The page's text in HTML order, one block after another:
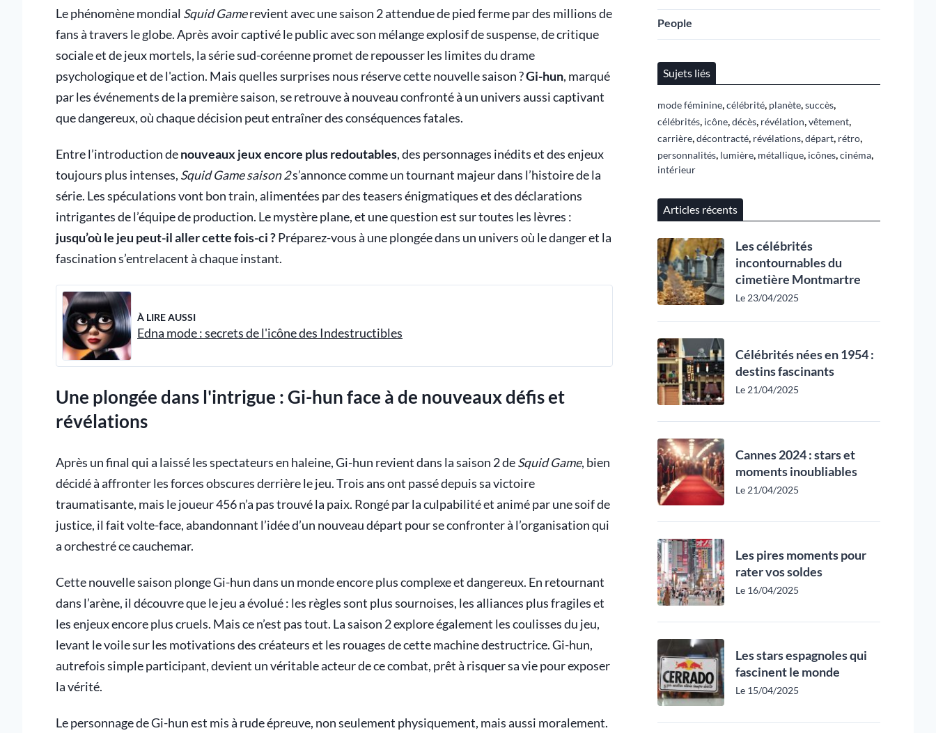
Le phénomène mondial Squid Gamerevient avec une saison 2 attendue de pied ferme par des millions de
fans à travers le globe. Après avoir captivé le public avec son mélange explosif de suspense, de critique
sociale et de jeux mortels, la série sud-coréenne promet de repousser les limites du drame
psychologique et de l'action. Mais quelles surprises nous réserve cette nouvelle saison ?Gi-hun, marqué
par les événements de la première saison, se retrouve à nouveau confronté à un univers aussi captivant
que dangereux, où chaque décision peut entraîner des conséquences fatales.
Entre l’introduction denouveaux jeux encore plus redoutables, des personnages inédits et des enjeux
toujours plus intenses, Squid Game saison 2s’annonce comme un tournant majeur dans l’histoire de la
série. Les spéculations vont bon train, alimentées par des teasers énigmatiques et des déclarations
intrigantes de l’équipe de production. Le mystère plane, et une question est sur toutes les lèvres :
jusqu’où le jeu peut-il aller cette fois-ci ?Préparez-vous à une plongée dans un univers où le danger et la
fascination s’entrelacent à chaque instant.
À LIRE AUSSI
Edna mode : secrets de l'icône des Indestructibles
Une plongée dans l'intrigue : Gi-hun face à de nouveaux défis et
révélations
Après un final qui a laissé les spectateurs en haleine, Gi-hun revient dans la saison 2 deSquid Game, bien
décidé à affronter les forces obscures derrière le jeu. Trois ans ont passé depuis sa victoire
traumatisante, mais le joueur 456 n’a pas trouvé la paix. Rongé par la culpabilité et animé par une soif de
justice, il fait volte-face, abandonnant l’idée d’un nouveau départ pour se confronter à l’organisation qui
a orchestré ce cauchemar.
Cette nouvelle saison plonge Gi-hun dans un monde encore plus complexe et dangereux. En retournant
dans l’arène, il découvre que le jeu a évolué : les règles sont plus sournoises, les alliances plus fragiles et
les enjeux encore plus cruels. Mais ce n’est pas tout. La saison 2 explore également les coulisses du jeu,
levant le voile sur les motivations des créateurs et les rouages de cette machine destructrice. Gi-hun,
autrefois simple participant, devient un véritable acteur de ce combat, prêt à risquer sa vie pour exposer
la vérité.
Le personnage de Gi-hun est mis à rude épreuve, non seulement physiquement, mais aussi moralement.
People
Sujets liés
mode féminine,célébrité, planète,succès,
célébrités, icône,décès, révélation,vêtement,
carrière,décontracté, révélations,départ, rétro,
personnalités, lumière, métallique, icônes,cinéma,
intérieur
Articles récents
Les célébrités
incontournables du
cimetière Montmartre
Le 23/04/2025
Célébrités nées en 1954 :
destins fascinants
Le 21/04/2025
Cannes 2024 : stars et
moments inoubliables
Le 21/04/2025
Les pires moments pour
rater vos soldes
Le 16/04/2025
Les stars espagnoles qui
fascinent le monde
Le 15/04/2025